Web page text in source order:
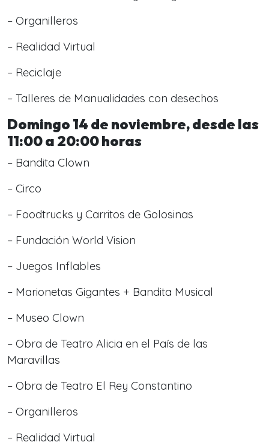
– Organilleros
– Realidad Virtual
– Reciclaje
– Talleres de Manualidades con desechos
Domingo 14 de noviembre, desde las
11:00 a 20:00 horas
– Bandita Clown
– Circo
– Foodtrucks y Carritos de Golosinas
– Fundación World Vision
– Juegos Inflables
– Marionetas Gigantes + Bandita Musical
– Museo Clown
– Obra de Teatro Alicia en el País de las
Maravillas
– Obra de Teatro El Rey Constantino
– Organilleros
– Realidad Virtual